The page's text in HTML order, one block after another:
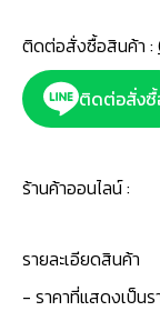
ติดต่อสั่งซื้อสินค้า :
ติดต่อสั่ง
ร้านค้าออนไลน์ :
รายละเอียดสินค้า
- ราคาที่แสดงเป็น